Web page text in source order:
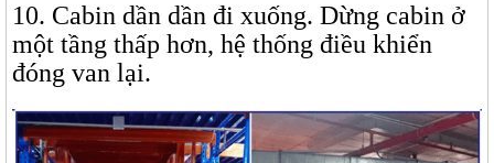
10. Cabin dần dần đi xuống. Dừng cabin ở
một tầng thấp hơn, hệ thống điều khiển
đóng van lại.